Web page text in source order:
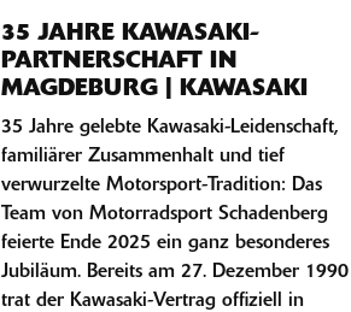
35 JAHRE KAWASAKI-
PARTNERSCHAFT IN
MAGDEBURG | KAWASAKI
35 Jahre gelebte Kawasaki-Leidenschaft,
familiärer Zusammenhalt und tief
verwurzelte Motorsport-Tradition: Das
Team von Motorradsport Schadenberg
feierte Ende 2025 ein ganz besonderes
Jubiläum. Bereits am 27. Dezember 1990
trat der Kawasaki-Vertrag offiziell in